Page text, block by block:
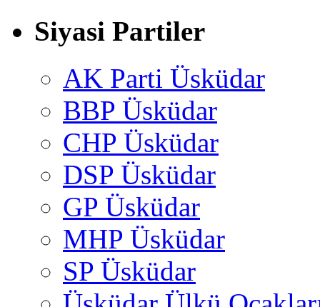
Siyasi Partiler
AK Parti Üsküdar
BBP Üsküdar
CHP Üsküdar
DSP Üsküdar
GP Üsküdar
MHP Üsküdar
SP Üsküdar